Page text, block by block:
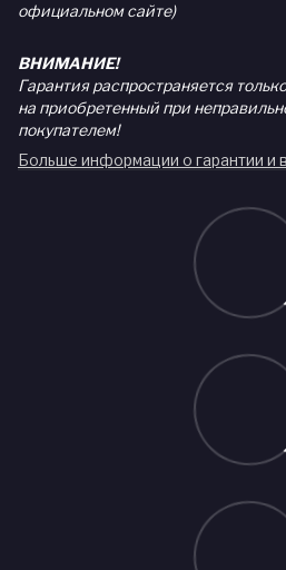
официальном сайте)
ВНИМАНИЕ!
Гарантия распространяется
на приобретенный при
покупателем!
Больше информации о гарантии и